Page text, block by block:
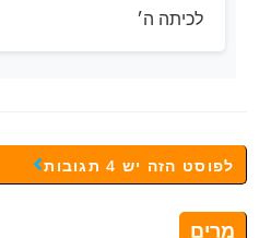
לכיתה ה׳
לפוסט הזה יש 4 תגובות
מרים